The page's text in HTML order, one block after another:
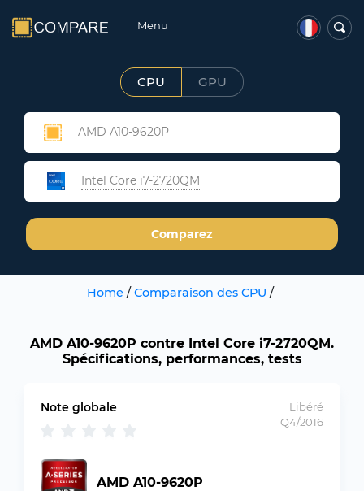
Menu
CPU GPU
AMD A10-9620P
Intel Core i7-2720QM
Comparez
Home / Comparaison des CPU /
AMD A10-9620P contre Intel Core i7-2720QM.
Spécifications, performances, tests
Note globale
Libéré
Q4/2016
AMD A10-9620P